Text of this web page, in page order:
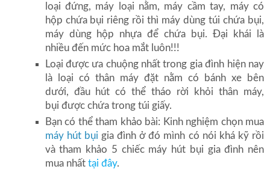
loại đứng, máy loại nằm, máy cầm tay, máy có
hộp chứa bụi riêng rồi thì máy dùng túi chứa bụi,
máy dùng hộp nhựa để chứa bụi. Đại khái là
nhiều đến mức hoa mắt luôn!!!
Loại được ưa chuộng nhất trong gia đình hiện nay
là loại có thân máy đặt nằm có bánh xe bên
dưới, đầu hút có thể tháo rời khỏi thân máy,
bụi được chứa trong túi giấy.
Bạn có thể tham khảo bài: Kinh nghiệm chọn mua
máy hút bụi gia đình ở đó mình có nói khá kỹ rồi
và tham khảo 5 chiếc máy hút bụi gia đình nên
mua nhất tại đây.